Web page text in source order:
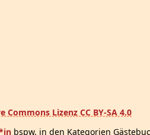
Commons Lizenz CC BY-SA 4.0
bspw. in den Kategorien